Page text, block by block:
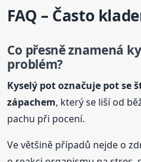
FAQ – Často
Co přesně znamená
problém?
Kyselý pot označuje pot se
zápachem, který se liší od
pachu při pocení.
Ve většině případů nejde o